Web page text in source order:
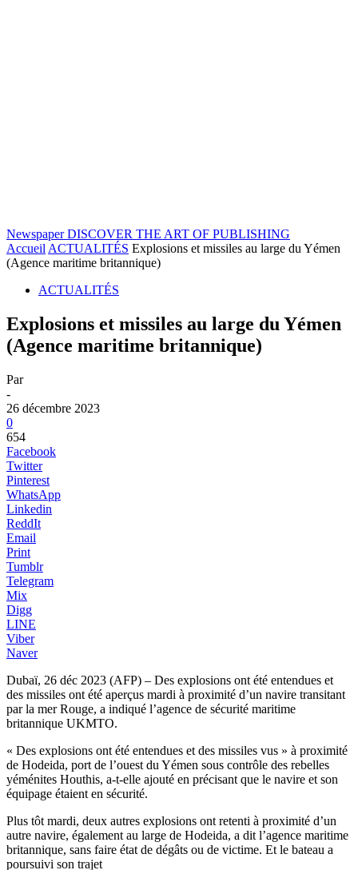
Newspaper DISCOVER THE ART OF PUBLISHING
Accueil ACTUALITÉS Explosions et missiles au large du Yémen
(Agence maritime britannique)
ACTUALITÉS
Explosions et missiles au large du Yémen
(Agence maritime britannique)
Par
-
26 décembre 2023
0
654
Facebook
Twitter
Pinterest
WhatsApp
Linkedin
ReddIt
Email
Print
Tumblr
Telegram
Mix
Digg
LINE
Viber
Naver
Dubaï, 26 déc 2023 (AFP) – Des explosions ont été entendues et
des missiles ont été aperçus mardi à proximité d’un navire transitant
par la mer Rouge, a indiqué l’agence de sécurité maritime
britannique UKMTO.
« Des explosions ont été entendues et des missiles vus » à proximité
de Hodeida, port de l’ouest du Yémen sous contrôle des rebelles
yéménites Houthis, a-t-elle ajouté en précisant que le navire et son
équipage étaient en sécurité.
Plus tôt mardi, deux autres explosions ont retenti à proximité d’un
autre navire, également au large de Hodeida, a dit l’agence maritime
britannique, sans faire état de dégâts ou de victime. Et le bateau a
poursuivi son trajet